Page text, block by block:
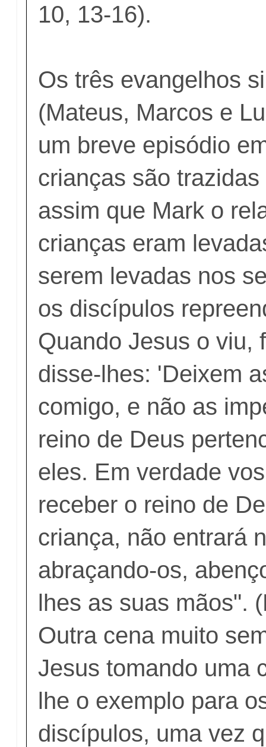
10, 13-16).
Os três evangelhos
(Mateus, Marcos e
um breve episódio
crianças são
assim que Mark o
crianças eram
serem levadas nos
os discípulos
Quando Jesus o viu,
disse-lhes: 'Deixem
comigo, e não as
reino de Deus
eles. Em verdade
receber o reino de
criança, não entrará
abraçando-os,
lhes as suas mãos".
Outra cena muito
Jesus tomando uma
lhe o exemplo para
discípulos, uma vez